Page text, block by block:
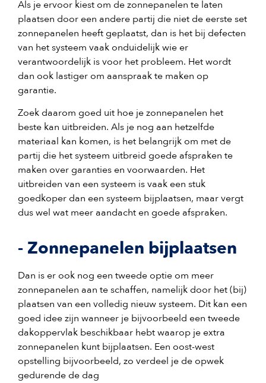
Als je ervoor kiest om de zonnepanelen te laten
plaatsen door een andere partij die niet de eerste set
zonnepanelen heeft geplaatst, dan is het bij defecten
van het systeem vaak onduidelijk wie er
verantwoordelijk is voor het probleem. Het wordt
dan ook lastiger om aanspraak te maken op
garantie.
Zoek daarom goed uit hoe je zonnepanelen het
beste kan uitbreiden. Als je nog aan hetzelfde
materiaal kan komen, is het belangrijk om met de
partij die het systeem uitbreid goede afspraken te
maken over garanties en voorwaarden. Het
uitbreiden van een systeem is vaak een stuk
goedkoper dan een systeem bijplaatsen, maar vergt
dus wel wat meer aandacht en goede afspraken.
- Zonnepanelen bijplaatsen
Dan is er ook nog een tweede optie om meer
zonnepanelen aan te schaffen, namelijk door het (bij)
plaatsen van een volledig nieuw systeem. Dit kan een
goed idee zijn wanneer je bijvoorbeeld een tweede
dakoppervlak beschikbaar hebt waarop je extra
zonnepanelen kunt bijplaatsen. Een oost-west
opstelling bijvoorbeeld, zo verdeel je de opwek
gedurende de dag